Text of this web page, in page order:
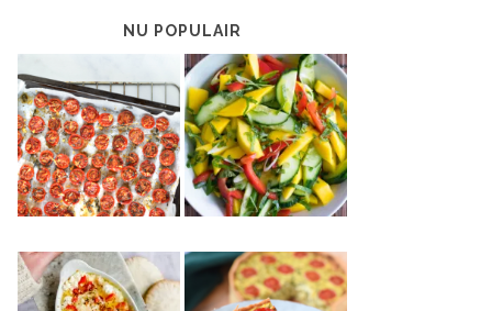
NU POPULAIR